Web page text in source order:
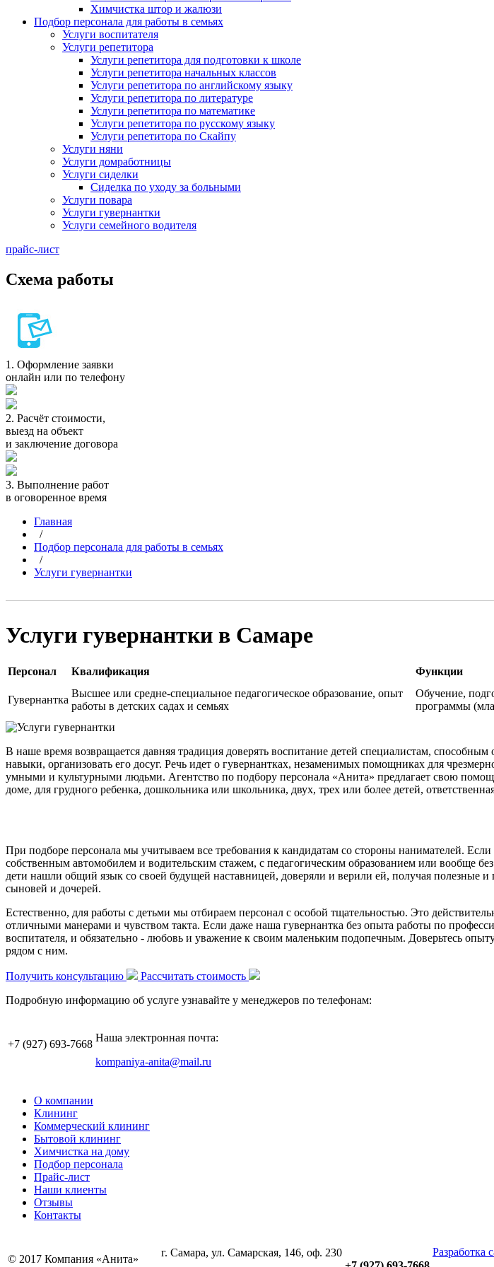
Химчистка штор и жалюзи
Подбор персонала для работы в семьях
Услуги воспитателя
Услуги репетитора
Услуги репетитора для подготовки к школе
Услуги репетитора начальных классов
Услуги репетитора по английскому языку
Услуги репетитора по литературе
Услуги репетитора по математике
Услуги репетитора по русскому языку
Услуги репетитора по Скайпу
Услуги няни
Услуги домработницы
Услуги сиделки
Сиделка по уходу за больными
Услуги повара
Услуги гувернантки
Услуги семейного водителя
прайс-лист
Схема работы
1. Оформление заявки
онлайн или по телефону
2. Расчёт стоимости,
выезд на объект
и заключение договора
3. Выполнение работ
в оговоренное время
Главная
/
Подбор персонала для работы в семьях
/
Услуги гувернантки
Услуги гувернантки в Самаре
Персонал Квалификация Функции
Гувернантка
Высшее или средне-специальное педагогическое образование, опыт
работы в детских садах и семьях
Обучение,
программы
В наше время возвращается давняя традиция доверять воспитание детей специалистам,
навыки, организовать его досуг. Речь идет о гувернантках, незаменимых помощниках для
умными и культурными людьми. Агентство по подбору персонала «Анита» предлагает свою
доме, для грудного ребенка, дошкольника или школьника, двух, трех или более детей,
При подборе персонала мы учитываем все требования к кандидатам со стороны нанимателей.
собственным автомобилем и водительским стажем, с педагогическим образованием или вообще
дети нашли общий язык со своей будущей наставницей, доверяли и верили ей, получая полезные
сыновей и дочерей.
Естественно, для работы с детьми мы отбираем персонал с особой тщательностью. Это
отличными манерами и чувством такта. Если даже наша гувернантка без опыта работы по
воспитателя, и обязательно - любовь и уважение к своим маленьким подопечным. Доверьтесь
рядом с ним.
Получить консультацию
Рассчитать стоимость
Подробную информацию об услуге узнавайте у менеджеров по телефонам:
+7 (927) 693-7668
Наша электронная почта:
kompaniya-anita@mail.ru
О компании
Клининг
Коммерческий клининг
Бытовой клининг
Химчистка на дому
Подбор персонала
Прайс-лист
Наши клиенты
Отзывы
Контакты
© 2017 Компания «Анита»
г. Самара, ул. Самарская, 146, оф. 230
Разработка